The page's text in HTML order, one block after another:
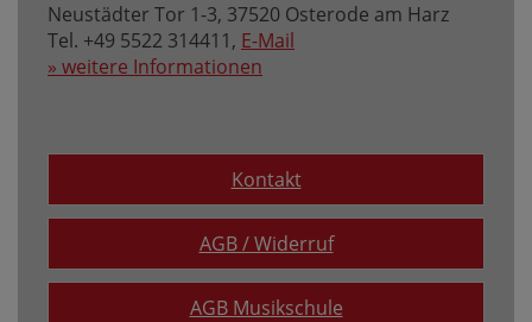
Neustädter Tor 1-3, 37520 Osterode am Harz
Tel. +49 5522 314411, E-Mail
» weitere Informationen
Kontakt
AGB / Widerruf
AGB Musikschule